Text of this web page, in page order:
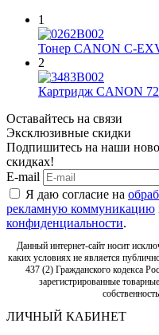
1
Тонер CANON C-
2
Картридж CANON
Оставайтесь на связи
Эксклюзивные скидки
Подпишитесь на наши
скидках!
E-mail
Я даю согласие на
рекламную коммуникацию
конфиденциальности.
Данный интернет-сайт носит
каких условиях не является
437 (2) Гражданского кодекса
зарегистрированные
ЛИЧНЫЙ КАБИНЕТ